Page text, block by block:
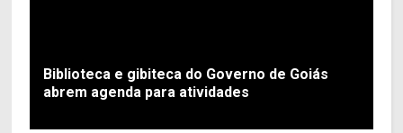
Biblioteca e gibiteca do Governo de Goiás
abrem agenda para atividades